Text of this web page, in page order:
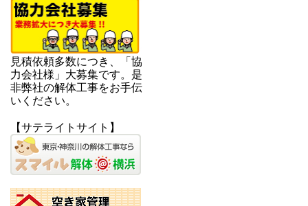
見積依頼多数につき、「協
力会社様」大募集です。是
非弊社の解体工事をお手伝
いください。
【サテライトサイト】